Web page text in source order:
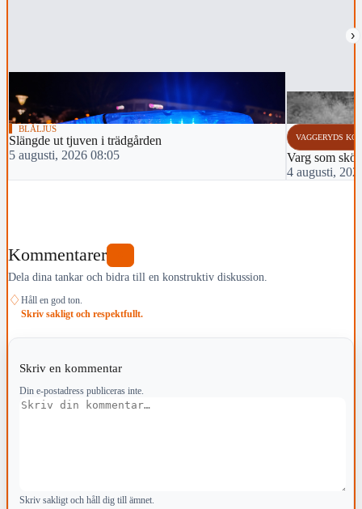
›
BLÅLJUS
Slängde ut tjuven i trädgården
5 augusti, 2026 08:05
VAGGERYDS
Varg som
4 augusti,
Kommentarer
Dela dina tankar och bidra till en konstruktiv diskussion.
♢ Håll en god ton.
Skriv sakligt och respektfullt.
Skriv en kommentar
Din e-postadress publiceras inte.
Kommentar
Skriv sakligt och håll dig till ämnet.